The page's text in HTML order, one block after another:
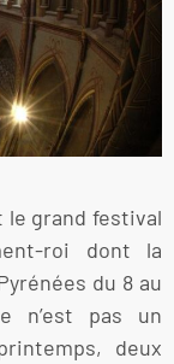
le grand festival
roi dont la
du 8 au
n’est pas un
deux